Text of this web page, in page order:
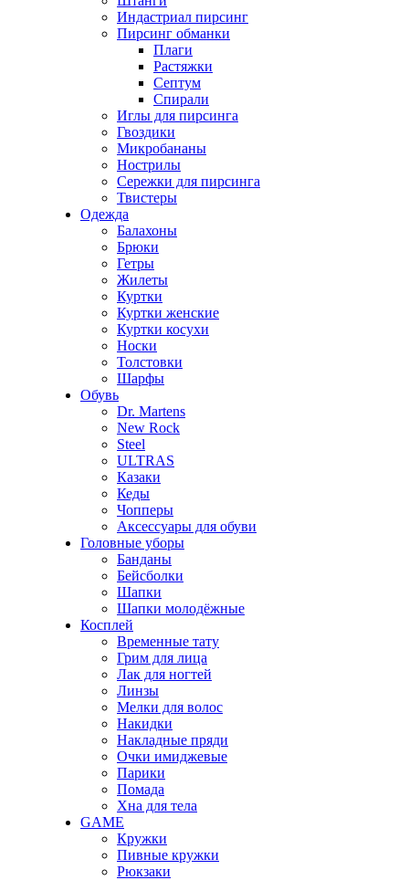
Индастриал пирсинг
Пирсинг обманки
Плаги
Растяжки
Септум
Спирали
Иглы для пирсинга
Гвоздики
Микробананы
Нострилы
Сережки для пирсинга
Твистеры
Одежда
Балахоны
Брюки
Гетры
Жилеты
Куртки
Куртки женские
Куртки косухи
Носки
Толстовки
Шарфы
Обувь
Dr. Martens
New Rock
Steel
ULTRAS
Казаки
Кеды
Чопперы
Аксессуары для обуви
Головные уборы
Банданы
Бейсболки
Шапки
Шапки молодёжные
Косплей
Временные тату
Грим для лица
Лак для ногтей
Линзы
Мелки для волос
Накидки
Накладные пряди
Очки имиджевые
Парики
Помада
Хна для тела
GAME
Кружки
Пивные кружки
Рюкзаки